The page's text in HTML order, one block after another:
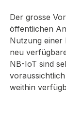
Der grosse
öffentlichen
Nutzung einer
neu
NB-IoT sind
weithin